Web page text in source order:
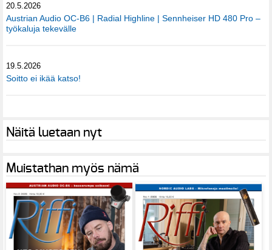
20.5.2026
Austrian Audio OC-B6 | Radial Highline | Sennheiser HD 480 Pro –
työkaluja tekevälle
19.5.2026
Soitto ei ikää katso!
Näitä luetaan nyt
Muistathan myös nämä